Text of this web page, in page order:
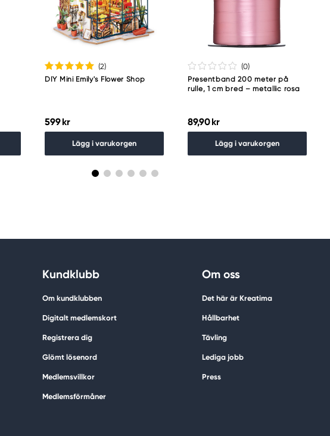
(2)
DIY Mini Emily's Flower Shop
599 kr
Lägg i varukorgen
(0)
Presentband 200 meter på
rulle, 1 cm bred – metallic rosa
89,90 kr
Lägg i varukorgen
Kundklubb
Om kundklubben
Digitalt medlemskort
Registrera dig
Glömt lösenord
Medlemsvillkor
Medlemsförmåner
Om oss
Det här är Kreatima
Hållbarhet
Tävling
Lediga jobb
Press